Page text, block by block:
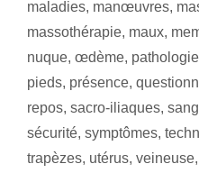
maladies, manœuvres,
massothérapie, maux,
nuque, œdème, pathologie
pieds, présence,
repos, sacro-iliaques, sang
sécurité, symptômes,
trapèzes, utérus, veineuse,